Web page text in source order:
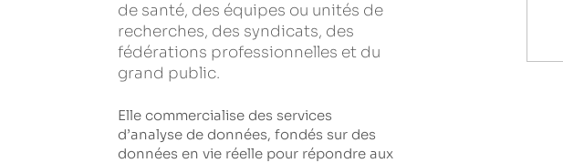
de santé, des équipes ou unités de
recherches, des syndicats, des
fédérations professionnelles et du
grand public.
Elle commercialise des services
d’analyse de données, fondés sur des
données en vie réelle pour répondre aux